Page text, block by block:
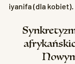
iyanifa (dla kobiet).